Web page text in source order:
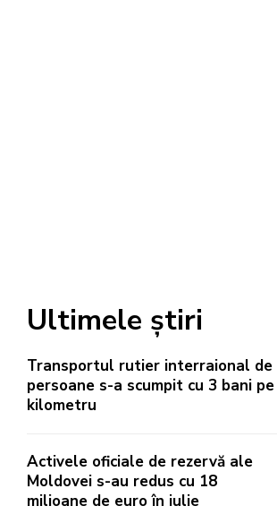
Ultimele știri
Transportul rutier interraional de
persoane s-a scumpit cu 3 bani pe
kilometru
Activele oficiale de rezervă ale
Moldovei s-au redus cu 18
milioane de euro în iulie